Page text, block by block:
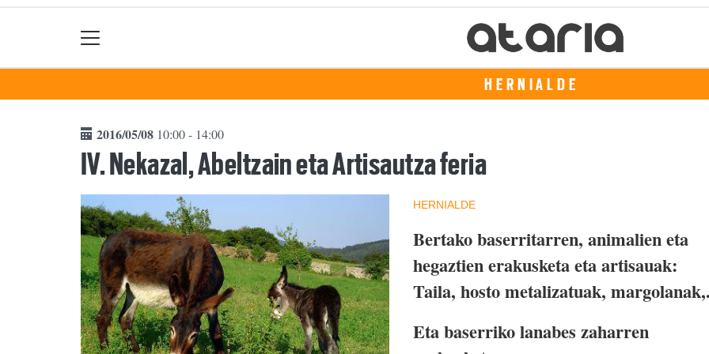
HERNIALDE
2016/05/08 10:00 - 14:00
IV. Nekazal, Abeltzain eta Artisautza feria
HERNIALDE
Bertako baserritarren, animalien eta
hegaztien erakusketa eta artisauak:
Taila, hosto metalizatuak,
Eta baserriko lanabes zaharren